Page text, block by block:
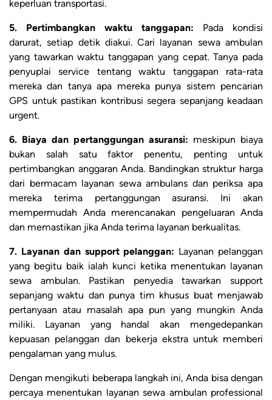
keperluan transportasi.
5. Pertimbangkan waktu tanggapan: Pada kondisi
darurat, setiap detik diakui. Cari layanan sewa ambulan
yang tawarkan waktu tanggapan yang cepat. Tanya pada
penyuplai service tentang waktu tanggapan rata-rata
mereka dan tanya apa mereka punya sistem pencarian
GPS untuk pastikan kontribusi segera sepanjang keadaan
urgent.
6. Biaya dan pertanggungan asuransi: meskipun biaya
bukan salah satu faktor penentu, penting untuk
pertimbangkan anggaran Anda. Bandingkan struktur harga
dari bermacam layanan sewa ambulans dan periksa apa
mereka terima pertanggungan asuransi. Ini akan
mempermudah Anda merencanakan pengeluaran Anda
dan memastikan jika Anda terima layanan berkualitas.
7. Layanan dan support pelanggan: Layanan pelanggan
yang begitu baik ialah kunci ketika menentukan layanan
sewa ambulan. Pastikan penyedia tawarkan support
sepanjang waktu dan punya tim khusus buat menjawab
pertanyaan atau masalah apa pun yang mungkin Anda
miliki. Layanan yang handal akan mengedepankan
kepuasan pelanggan dan bekerja ekstra untuk memberi
pengalaman yang mulus.
Dengan mengikuti beberapa langkah ini, Anda bisa dengan
percaya menentukan layanan sewa ambulan professional